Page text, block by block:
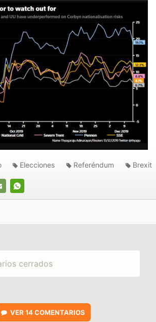
WHATSAPP
Elecciones Referéndum Brexit
cerrados
VER 14 COMENTARIOS